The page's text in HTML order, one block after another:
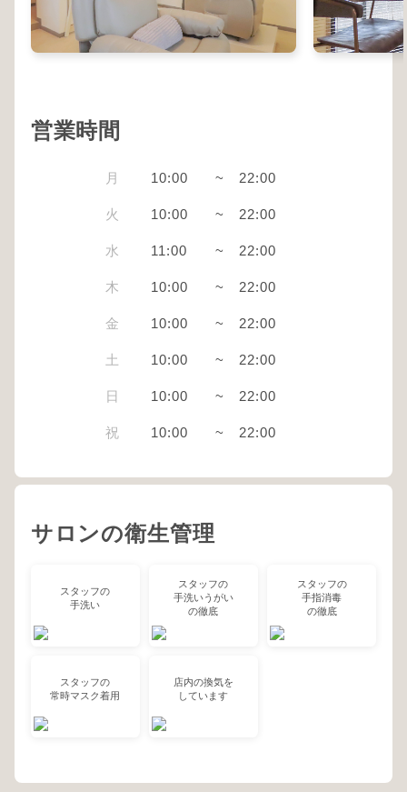
営業時間
月 10:00 ~ 22:00
火 10:00 ~ 22:00
水 11:00 ~ 22:00
木 10:00 ~ 22:00
金 10:00 ~ 22:00
土 10:00 ~ 22:00
日 10:00 ~ 22:00
祝 10:00 ~ 22:00
サロンの衛生管理
スタッフの
手洗い
スタッフの
手洗いうがい
の徹底
スタッフの
手指消毒
の徹底
スタッフの
常時マスク着用
店内の換気を
しています